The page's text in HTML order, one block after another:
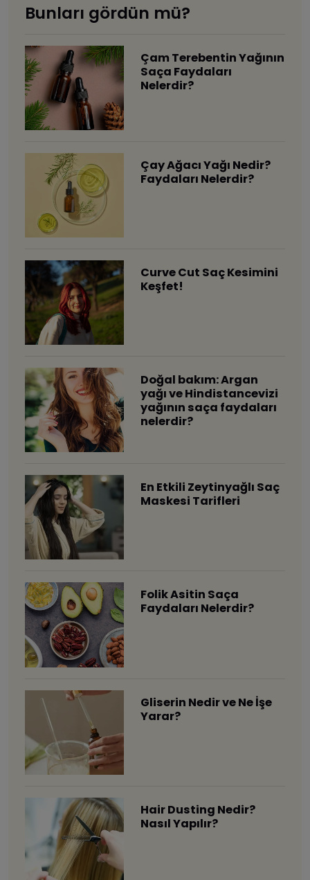
Bunları gördün mü?
Çam Terebentin Yağının
Saça Faydaları
Nelerdir?
Çay Ağacı Yağı Nedir?
Faydaları Nelerdir?
Curve Cut Saç Kesimini
Keşfet!
​Doğal bakım: Argan
yağı ve Hindistancevizi
yağının saça faydaları
nelerdir?
En Etkili Zeytinyağlı Saç
Maskesi Tarifleri
Folik Asitin Saça
Faydaları Nelerdir?
Gliserin Nedir ve Ne İşe
Yarar?
Hair Dusting Nedir?
Nasıl Yapılır?